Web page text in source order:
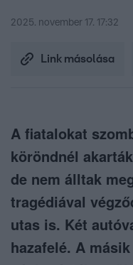
2025. november 17. 17:32
Link másolása
A fiatalokat
köröndnél
de nem álltak
tragédiával
utas is. Két
hazafelé. A